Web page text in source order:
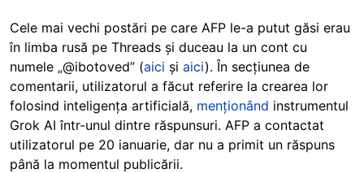
Cele mai vechi postări pe care AFP le-a putut găsi erau
în limba rusă pe Threads și duceau la un cont cu
numele „@ibotoved” (aici și aici). În secțiunea de
comentarii, utilizatorul a făcut referire la crearea lor
folosind inteligența artificială, menționând instrumentul
Grok AI într-unul dintre răspunsuri. AFP a contactat
utilizatorul pe 20 ianuarie, dar nu a primit un răspuns
până la momentul publicării.